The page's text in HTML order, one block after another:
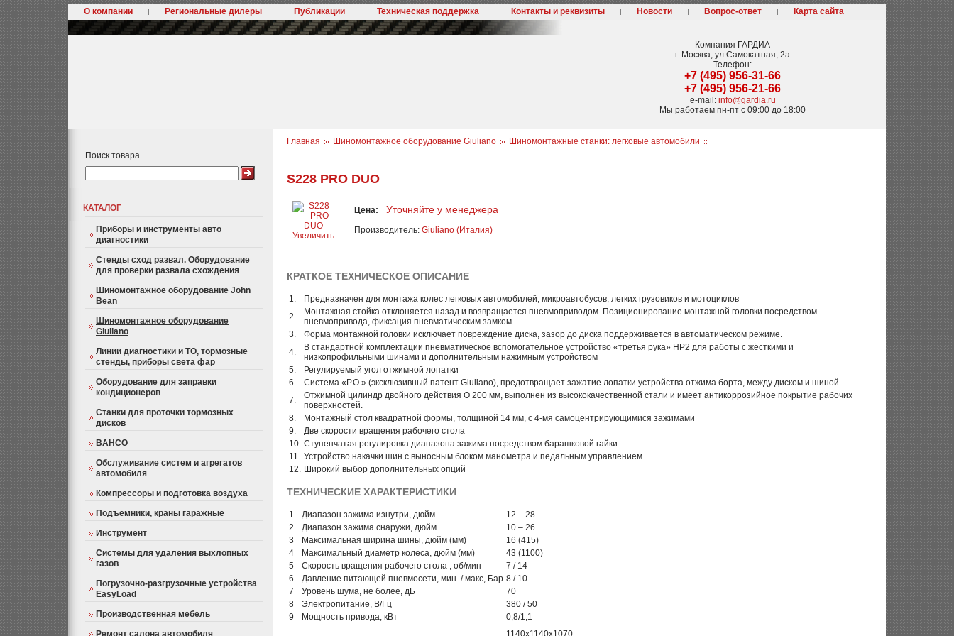
О компании Региональные дилеры Публикации Техническая поддержка Контакты и реквизиты Новости Вопрос-ответ Карта сайта
Компания ГАРДИА
г. Москва, ул.Самокатная, 2а
Телефон:
+7 (495) 956-31-66
+7 (495) 956-21-66
e-mail: info@gardia.ru
Мы работаем пн-пт с 09:00 до 18:00
Поиск товара
КАТАЛОГ
Приборы и инструменты авто
диагностики
Стенды сход развал. Оборудование
для проверки развала схождения
Шиномонтажное оборудование John
Bean
Шиномонтажное оборудование
Giuliano
Линии диагностики и ТО, тормозные
стенды, приборы света фар
Оборудование для заправки
кондиционеров
Станки для проточки тормозных
дисков
BAHCO
Обслуживание систем и агрегатов
автомобиля
Компрессоры и подготовка воздуха
Подъемники, краны гаражные
Инструмент
Системы для удаления выхлопных
газов
Погрузочно-разгрузочные устройства
EasyLoad
Производственная мебель
Ремонт салона автомобиля
Главная Шиномонтажное оборудование Giuliano Шиномонтажные станки: легковые автомобили
S228 PRO DUO
Увеличить
Цена: Уточняйте у менеджера
Производитель: Giuliano (Италия)
КРАТКОЕ ТЕХНИЧЕСКОЕ ОПИСАНИЕ
1.
Предназначен для монтажа колес легковых автомобилей, микроавтобусов, легких грузовиков и мотоциклов
2.
Монтажная стойка отклоняется назад и возвращается пневмоприводом. Позиционирование монтажной головки посредством
пневмопривода, фиксация пневматическим замком.
3.
Форма монтажной головки исключает повреждение диска, зазор до диска поддерживается в автоматическом режиме.
4.
В стандартной комплектации пневматическое вспомогательное устройство «третья рука» HP2 для работы с жёсткими и
низкопрофильными шинами и дополнительным нажимным устройством
5.
Регулируемый угол отжимной лопатки
6.
Система «P.O.» (эксклюзивный патент Giuliano), предотвращает зажатие лопатки устройства отжима борта, между диском и шиной
7.
Отжимной цилиндр двойного действия O 200 мм, выполнен из высококачественной стали и имеет антикоррозийное покрытие рабочих
поверхностей.
8.
Монтажный стол квадратной формы, толщиной 14 мм, с 4-мя самоцентрирующимися зажимами
9.
Две скорости вращения рабочего стола
10. Ступенчатая регулировка диапазона зажима посредством барашковой гайки
11. Устройство накачки шин с выносным блоком манометра и педальным управлением
12. Широкий выбор дополнительных опций
ТЕХНИЧЕСКИЕ ХАРАКТЕРИСТИКИ
1 Диапазон зажима изнутри, дюйм
12 – 28
2
Диапазон зажима снаружи, дюйм
10 – 26
3
Максимальная ширина шины, дюйм (мм)
16 (415)
4
Максимальный диаметр колеса, дюйм (мм)
43 (1100)
5
Скорость вращения рабочего стола , об/мин
7 / 14
6
Давление питающей пневмосети, мин. / макс, Бар 8 / 10
7
Уровень шума, не более, дБ
70
8
Электропитание, В/Гц
380 / 50
9
Мощность привода, кВт
0,8/1,1
1140х1140х1070